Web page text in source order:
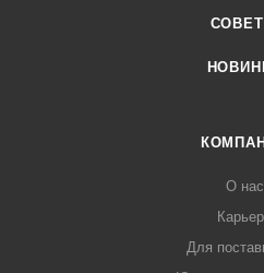
О нас
Для